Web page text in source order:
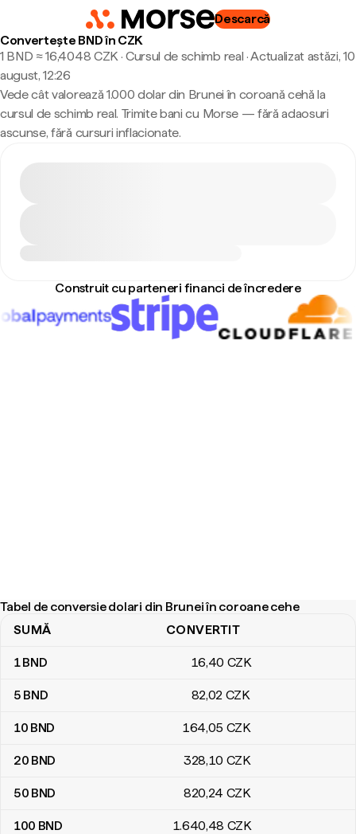
Descarcă
Convertește BND în CZK
1 BND ≈ 16,4048 CZK · Cursul de schimb real ·Actualizat astăzi, 10
august, 12:26
Vede cât valorează 1.000 dolar din Brunei în coroană cehă la
cursul de schimb real. Trimite bani cu Morse — fără adaosuri
ascunse, fără cursuri inflacionate.
Construit cu parteneri financi de încredere
Tabel de conversie dolari din Brunei în coroane cehe
Tabel de conversie dolari din Brunei în coroane cehe
SUMĂ CONVERTIT
1BND 16,40 CZK
5 BND 82,02 CZK
10 BND 164,05 CZK
20 BND 328,10 CZK
50 BND 820,24 CZK
100 BND 1.640,48 CZK